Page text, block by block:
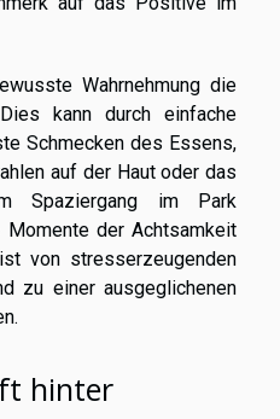
Wahrnehmung die
kann durch einfache
Schmecken des Essens,
auf der Haut oder das
Spaziergang im Park
der Achtsamkeit
von stresserzeugenden
zu einer ausgeglichenen
hinter